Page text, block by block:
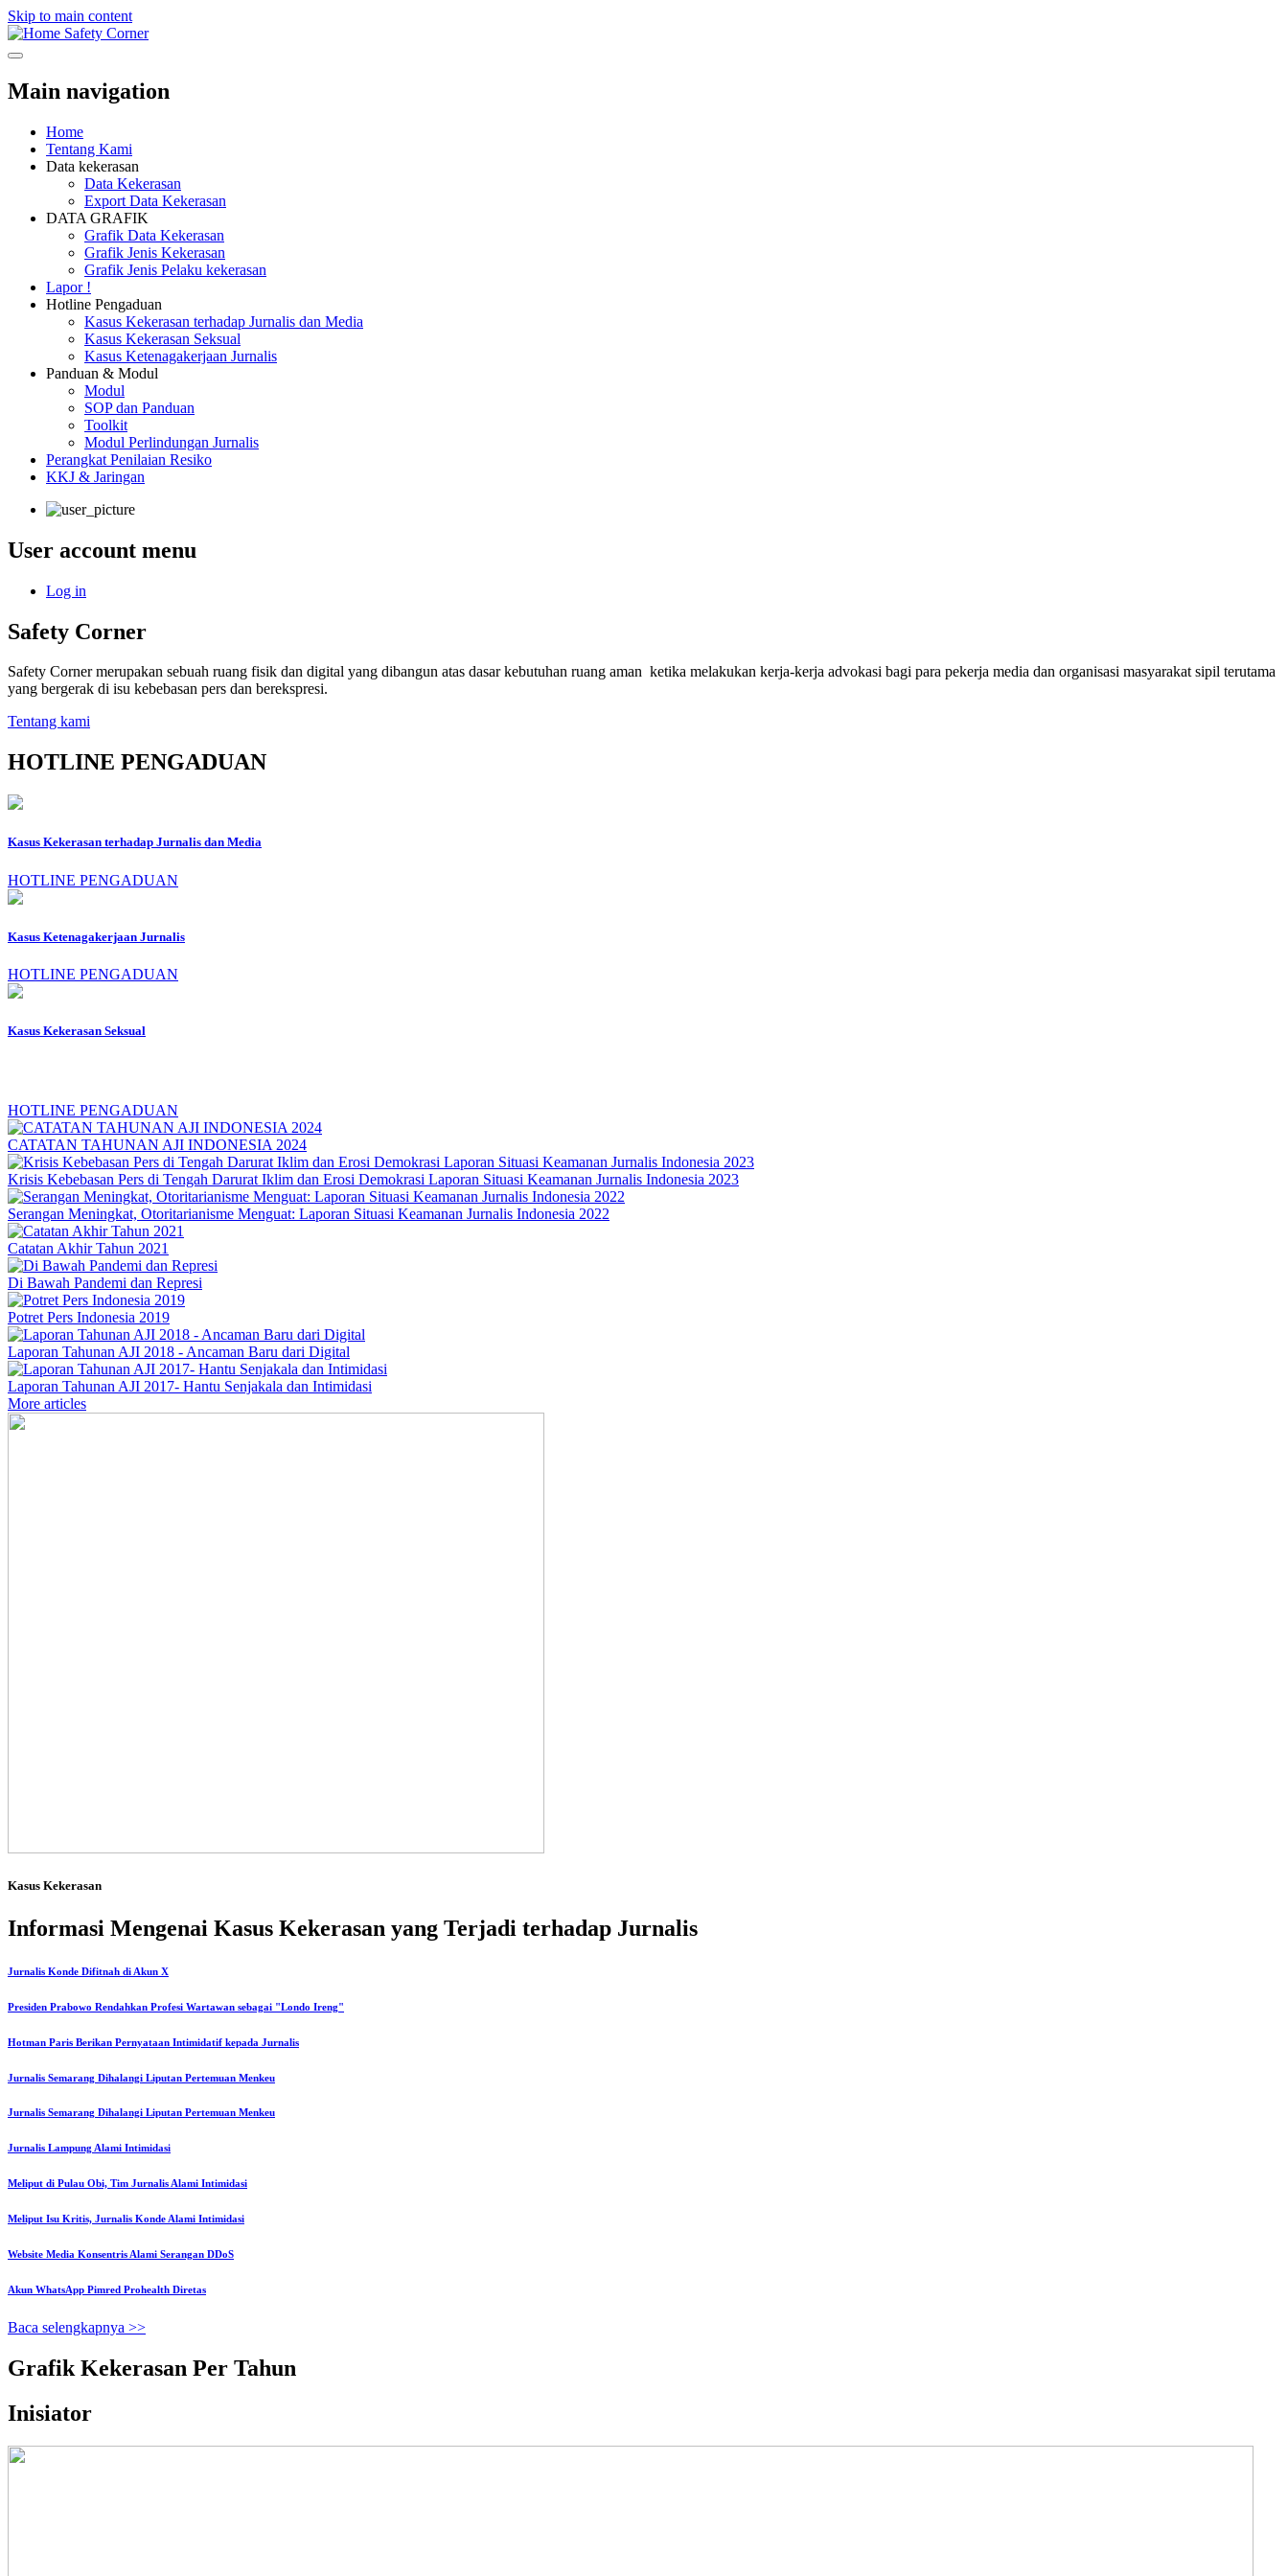
Skip to main content
Safety Corner
Main navigation
Home
Tentang Kami
Data kekerasan
Data Kekerasan
Export Data Kekerasan
DATA GRAFIK
Grafik Data Kekerasan
Grafik Jenis Kekerasan
Grafik Jenis Pelaku kekerasan
Lapor !
Hotline Pengaduan
Kasus Kekerasan terhadap Jurnalis dan Media
Kasus Kekerasan Seksual
Kasus Ketenagakerjaan Jurnalis
Panduan & Modul
Modul
SOP dan Panduan
Toolkit
Modul Perlindungan Jurnalis
Perangkat Penilaian Resiko
KKJ & Jaringan
User account menu
Log in
Safety Corner
Safety Corner merupakan sebuah ruang fisik dan digital yang dibangun atas dasar kebutuhan ruang aman ketika melakukan kerja-kerja advokasi bagi para pekerja media dan organisasi masyarakat sipil terutama
yang bergerak di isu kebebasan pers dan berekspresi.
Tentang kami
HOTLINE PENGADUAN
Kasus Kekerasan terhadap Jurnalis dan Media
HOTLINE PENGADUAN
Kasus Ketenagakerjaan Jurnalis
HOTLINE PENGADUAN
Kasus Kekerasan Seksual
HOTLINE PENGADUAN
CATATAN TAHUNAN AJI INDONESIA 2024
Krisis Kebebasan Pers di Tengah Darurat Iklim dan Erosi Demokrasi Laporan Situasi Keamanan Jurnalis Indonesia 2023
Serangan Meningkat, Otoritarianisme Menguat: Laporan Situasi Keamanan Jurnalis Indonesia 2022
Catatan Akhir Tahun 2021
Di Bawah Pandemi dan Represi
Potret Pers Indonesia 2019
Laporan Tahunan AJI 2018 - Ancaman Baru dari Digital
Laporan Tahunan AJI 2017- Hantu Senjakala dan Intimidasi
More articles
Kasus Kekerasan
Informasi Mengenai Kasus Kekerasan yang Terjadi terhadap Jurnalis
Jurnalis Konde Difitnah di Akun X
Presiden Prabowo Rendahkan Profesi Wartawan sebagai "Londo Ireng"
Hotman Paris Berikan Pernyataan Intimidatif kepada Jurnalis
Jurnalis Semarang Dihalangi Liputan Pertemuan Menkeu
Jurnalis Semarang Dihalangi Liputan Pertemuan Menkeu
Jurnalis Lampung Alami Intimidasi
Meliput di Pulau Obi, Tim Jurnalis Alami Intimidasi
Meliput Isu Kritis, Jurnalis Konde Alami Intimidasi
Website Media Konsentris Alami Serangan DDoS
Akun WhatsApp Pimred Prohealth Diretas
Baca selengkapnya >>
Grafik Kekerasan Per Tahun
Inisiator